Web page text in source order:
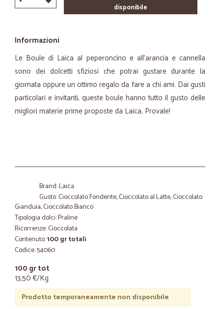
disponibile
Informazioni
Le Boule di Laica al peperoncino e all’arancia e cannella
sono dei dolcetti sfiziosi che potrai gustare durante la
giornata oppure un ottimo regalo da fare a chi ami. Dai gusti
particolari e invitanti, queste boule hanno tutto il gusto delle
migliori materie prime proposte da Laica. Provale!
Brand: Laica
Gusto: Cioccolato Fondente, Cioccolato al Latte, Cioccolato
Gianduia, Cioccolato Bianco
Tipologia dolci: Praline
Ricorrenze: Cioccolata
Contenuto:100 gr totali
Codice: 54060
100 gr tot
13,50 €/Kg
Prodotto temporaneamente non disponibile